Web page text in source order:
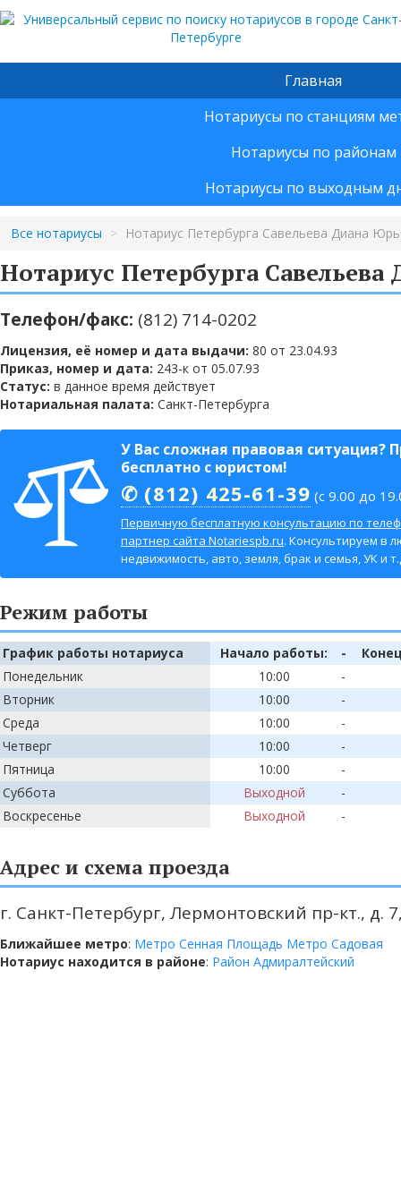
Главная
Нотариусы по станциям
Нотариусы по районам
Нотариусы по выходным
Все нотариусы > Нотариус Петербурга Савельева Диана
Нотариус Петербурга
Телефон/факс: (812) 714-0202
Лицензия, её номер и дата выдачи: 80 от 23.04.93
Приказ, номер и дата: 243-к от 05.07.93
Статус: в данное время действует
Нотариальная палата: Санкт-Петербурга
У Вас сложная правовая ситуация?
бесплатно с юристом!
✆ (812) 425-61-39 (с 9.00 до
Первичную бесплатную консультацию по
партнер сайта Notariespb.ru. Консультируем в
недвижимость, авто, земля, брак и семья, УК и
Режим работы
График работы нотариуса Начало работы: -
Понедельник
10:00
-
Вторник
10:00
-
Среда
10:00
-
Четверг
10:00
-
Пятница
10:00
-
Суббота
Выходной
-
Воскресенье
Выходной -
Адрес и схема проезда
г. Санкт-Петербург, Лермонтовский пр-кт., д.
Ближайшее метро: Метро Сенная Площадь Метро Садовая
Нотариус находится в районе: Район Адмиралтейский